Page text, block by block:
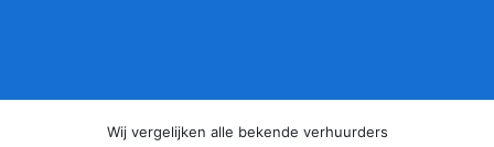
Wij vergelijken alle bekende verhuurders